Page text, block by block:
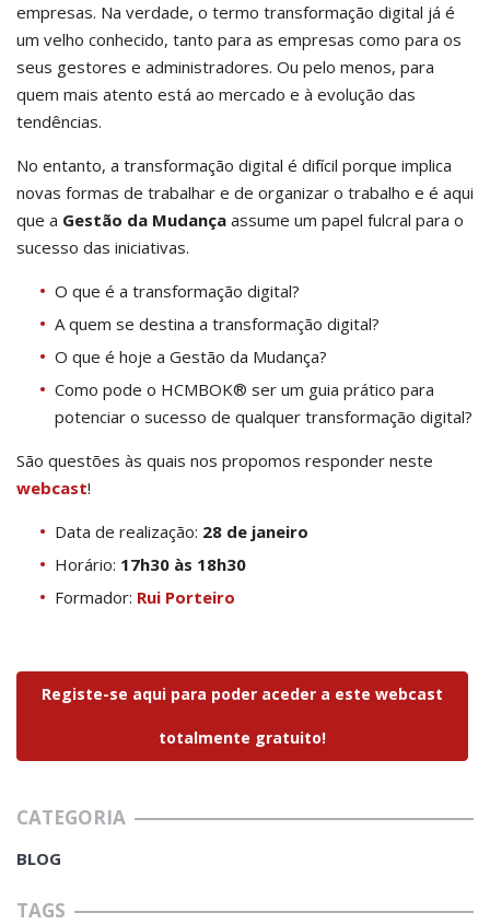
empresas. Na verdade, o termo transformação digital já é
um velho conhecido, tanto para as empresas como para os
seus gestores e administradores. Ou pelo menos, para
quem mais atento está ao mercado e à evolução das
tendências.
No entanto, a transformação digital é difícil porque implica
novas formas de trabalhar e de organizar o trabalho e é aqui
que a Gestão da Mudança assume um papel fulcral para o
sucesso das iniciativas.
O que é a transformação digital?
A quem se destina a transformação digital?
O que é hoje a Gestão da Mudança?
Como pode o HCMBOK® ser um guia prático para
potenciar o sucesso de qualquer transformação digital?
São questões às quais nos propomos responder neste
webcast!
Data de realização: 28 de janeiro
Horário: 17h30 às 18h30
Formador: Rui Porteiro
Registe-se aqui para poder aceder a este webcast
totalmente gratuito!
CATEGORIA
BLOG
TAGS